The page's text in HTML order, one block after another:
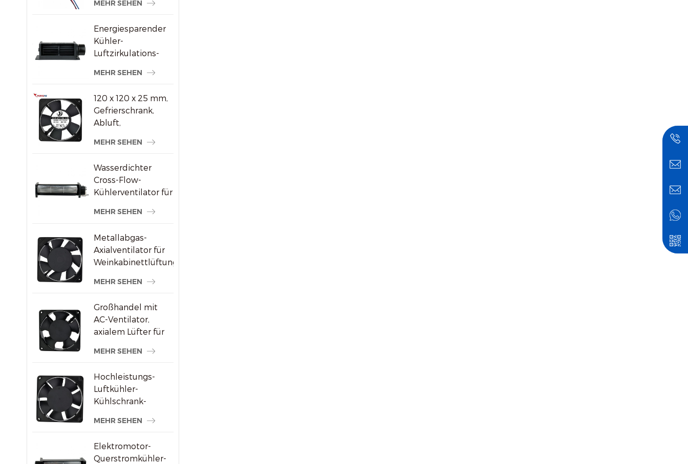
Bürstenloser
kleine
elektronische
Geräte
MEHR SEHEN
Energiesparender
Kühler-
Luftzirkulations-
aus Kunststoff
MEHR SEHEN
120 x 120 x 25 mm,
Gefrierschrank,
Abluft,
Axialventilator
MEHR SEHEN
Wasserdichter
Cross-Flow-
Kühlerventilator für
MEHR SEHEN
Metallabgas-
Axialventilator für
Weinkabinettlüftung
MEHR SEHEN
Großhandel mit
AC-Ventilator,
axialem Lüfter für
MEHR SEHEN
Hochleistungs-
Luftkühler-
Kühlschrank-
x 120 x 38 mm
MEHR SEHEN
Elektromotor-
Querstromkühler-